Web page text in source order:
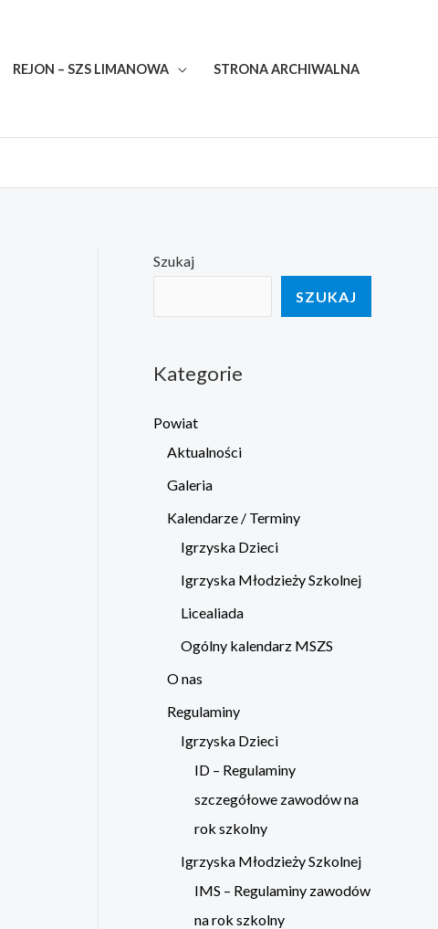
REJON – SZS LIMANOWA STRONA ARCHIWALNA
Szukaj
SZUKAJ
Kategorie
Powiat
Aktualności
Galeria
Kalendarze / Terminy
Igrzyska Dzieci
Igrzyska Młodzieży Szkolnej
Licealiada
Ogólny kalendarz MSZS
O nas
Regulaminy
Igrzyska Dzieci
ID – Regulaminy
szczegółowe zawodów na
rok szkolny
Igrzyska Młodzieży Szkolnej
IMS – Regulaminy zawodów
na rok szkolny